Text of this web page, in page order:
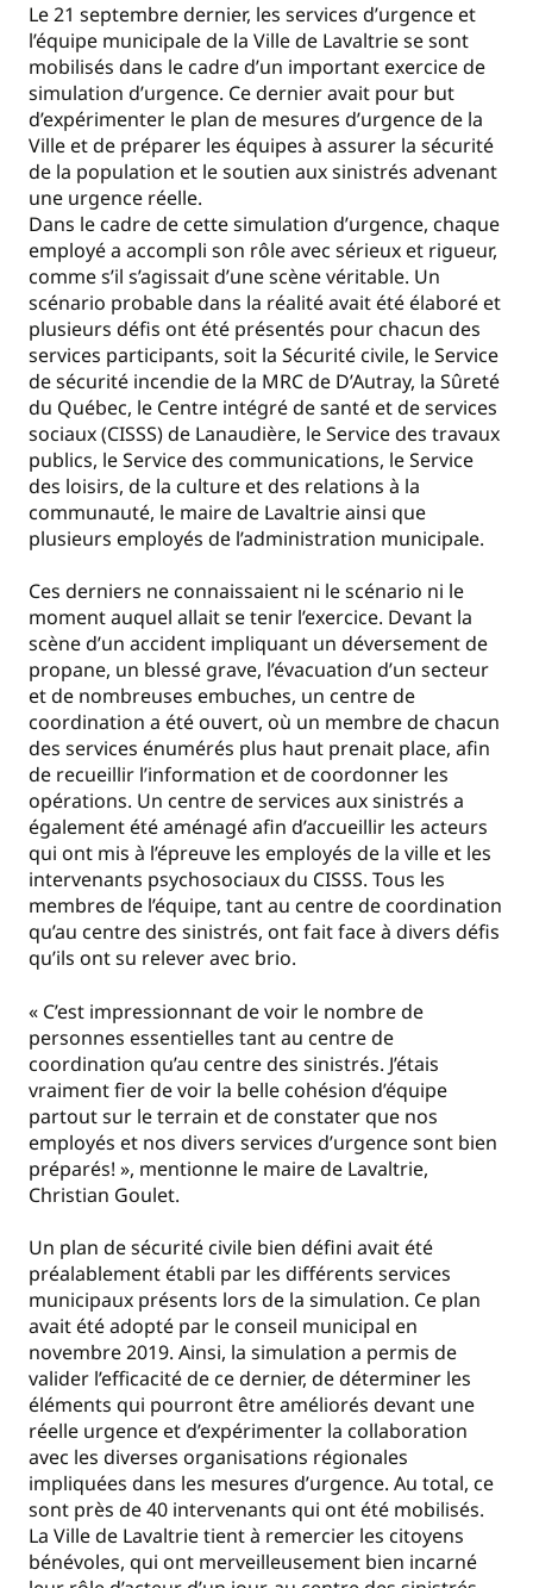
Le 21 septembre dernier, les services d’urgence et
l’équipe municipale de la Ville de Lavaltrie se sont
mobilisés dans le cadre d’un important exercice de
simulation d’urgence. Ce dernier avait pour but
d’expérimenter le plan de mesures d’urgence de la
Ville et de préparer les équipes à assurer la sécurité
de la population et le soutien aux sinistrés advenant
une urgence réelle.
Dans le cadre de cette simulation d’urgence, chaque
employé a accompli son rôle avec sérieux et rigueur,
comme s’il s’agissait d’une scène véritable. Un
scénario probable dans la réalité avait été élaboré et
plusieurs défis ont été présentés pour chacun des
services participants, soit la Sécurité civile, le Service
de sécurité incendie de la MRC de D’Autray, la Sûreté
du Québec, le Centre intégré de santé et de services
sociaux (CISSS) de Lanaudière, le Service des travaux
publics, le Service des communications, le Service
des loisirs, de la culture et des relations à la
communauté, le maire de Lavaltrie ainsi que
plusieurs employés de l’administration municipale.
Ces derniers ne connaissaient ni le scénario ni le
moment auquel allait se tenir l’exercice. Devant la
scène d’un accident impliquant un déversement de
propane, un blessé grave, l’évacuation d’un secteur
et de nombreuses embuches, un centre de
coordination a été ouvert, où un membre de chacun
des services énumérés plus haut prenait place, afin
de recueillir l’information et de coordonner les
opérations. Un centre de services aux sinistrés a
également été aménagé afin d’accueillir les acteurs
qui ont mis à l’épreuve les employés de la ville et les
intervenants psychosociaux du CISSS. Tous les
membres de l’équipe, tant au centre de coordination
qu’au centre des sinistrés, ont fait face à divers défis
qu’ils ont su relever avec brio.
« C’est impressionnant de voir le nombre de
personnes essentielles tant au centre de
coordination qu’au centre des sinistrés. J’étais
vraiment fier de voir la belle cohésion d’équipe
partout sur le terrain et de constater que nos
employés et nos divers services d’urgence sont bien
préparés! », mentionne le maire de Lavaltrie,
Christian Goulet.
Un plan de sécurité civile bien défini avait été
préalablement établi par les différents services
municipaux présents lors de la simulation. Ce plan
avait été adopté par le conseil municipal en
novembre 2019. Ainsi, la simulation a permis de
valider l’efficacité de ce dernier, de déterminer les
éléments qui pourront être améliorés devant une
réelle urgence et d’expérimenter la collaboration
avec les diverses organisations régionales
impliquées dans les mesures d’urgence. Au total, ce
sont près de 40 intervenants qui ont été mobilisés.
La Ville de Lavaltrie tient à remercier les citoyens
bénévoles, qui ont merveilleusement bien incarné